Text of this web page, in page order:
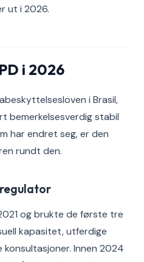
ut i 2026.
i 2026
i Brasil,
bemerkelsesverdig stabil
har endret seg, er den
rundt den.
regulator
og brukte de første tre
kapasitet, utferdige
Innen 2024